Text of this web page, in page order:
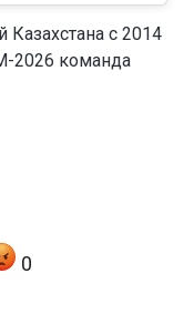
с 2014
2026 команда
0